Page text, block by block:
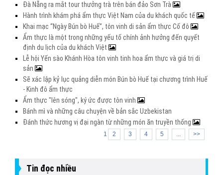
Đà Nẵng ra mắt tour thưởng trà trên bán đảo Sơn Trà
Hành trình khám phá ẩm thực Việt Nam của du khách quốc tế
Khai mạc “Ngày Bún bò Huế”, tôn vinh di sản ẩm thực Cố đô
Ẩm thực là một trong những yếu tố chính ảnh hưởng đến quyết
định du lịch của du khách Việt
Lễ hội Yến sào Khánh Hòa tôn vinh tinh hoa ẩm thực và giá trị di
sản
Sẽ xác lập kỷ lục quảng diễn món Bún bò Huế tại chương trình Huế
- Kinh đô ẩm thực
Ẩm thực "lên sóng", ký ức được tôn vinh
Bánh mì và những câu chuyện về bản sắc Uzbekistan
Đánh thức hương vị đại ngàn từ những món ăn truyền thống
1 2 3 4 5 ... >>
Tin đọc nhiều